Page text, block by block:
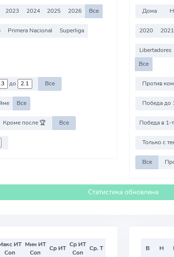
2023 2024 2025 2026 Все
Primera Nacional
Superliga
до Все
Все
Кроме после 🏆 Все
Дома
2020 2021
Libertadores
Все
Победа до
Победа в 1-
Только с
Все
Статистика обновлена
ИТ
Соп
Мин ИТ
Соп
Ср ИТ Ср ИТ
Соп
Ср. Т В Н